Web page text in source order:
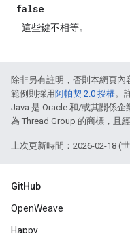
false
這些鍵不相等。
除非另有註明，否則本網頁內
範例則採用 阿帕契 2.0 授權。
Java 是 Oracle 和/或其關係
為 Thread Group 的商標，且
上次更新時間：2026-02-18 (
GitHub
OpenWeave
Happy